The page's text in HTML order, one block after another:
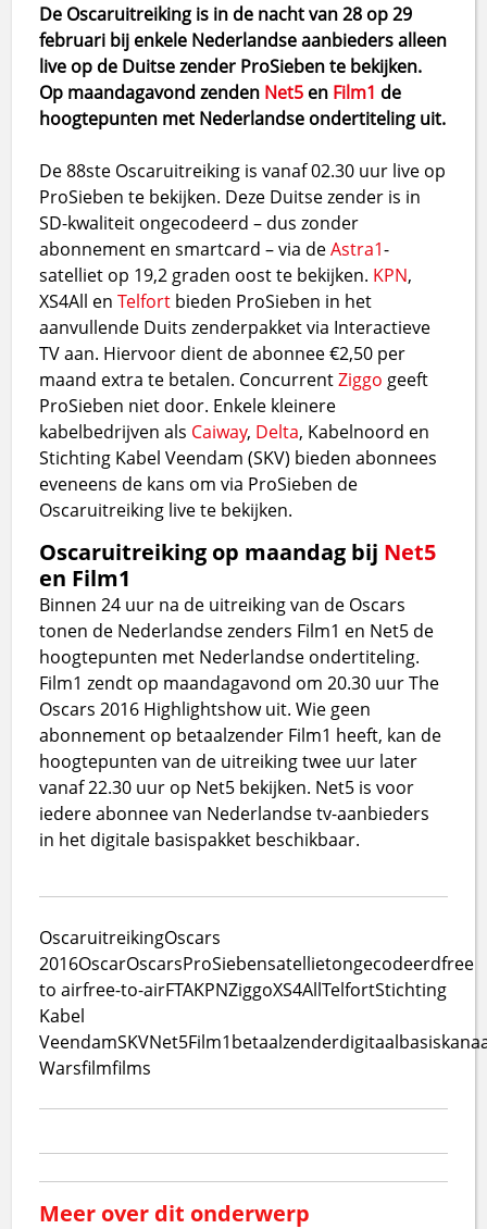
De Oscaruitreiking is in de nacht van 28 op 29
februari bij enkele Nederlandse aanbieders alleen
live op de Duitse zender ProSieben te bekijken.
Op maandagavond zenden Net5 en Film1 de
hoogtepunten met Nederlandse ondertiteling uit.
De 88ste Oscaruitreiking is vanaf 02.30 uur live op
ProSieben te bekijken. Deze Duitse zender is in
SD-kwaliteit ongecodeerd – dus zonder
abonnement en smartcard – via deAstra1-
satelliet op 19,2 graden oost te bekijken. KPN,
XS4All enTelfort bieden ProSieben in het
aanvullende Duits zenderpakket via Interactieve
TV aan. Hiervoor dient de abonnee €2,50 per
maand extra te betalen. ConcurrentZiggo geeft
ProSieben niet door. Enkele kleinere
kabelbedrijven als Caiway, Delta, Kabelnoord en
Stichting Kabel Veendam (SKV) bieden abonnees
eveneens de kans om via ProSieben de
Oscaruitreiking live te bekijken.
Oscaruitreiking op maandag bij Net5
en Film1
Binnen 24 uur na de uitreiking van de Oscars
tonen de Nederlandse zenders Film1 en Net5 de
hoogtepunten met Nederlandse ondertiteling.
Film1 zendt op maandagavond om 20.30 uur The
Oscars 2016 Highlightshow uit. Wie geen
abonnement op betaalzender Film1 heeft, kan de
hoogtepunten van de uitreiking twee uur later
vanaf 22.30 uur op Net5 bekijken. Net5 is voor
iedere abonnee van Nederlandse tv-aanbieders
in het digitale basispakket beschikbaar.
OscaruitreikingOscars
2016OscarOscarsProSiebensatellietongecodeerdfree
to airfree-to-airFTAKPNZiggoXS4AllTelfortStichting
Kabel
VeendamSKVNet5Film1betaalzenderdigitaal
Warsfilmfilms
Meer over dit onderwerp